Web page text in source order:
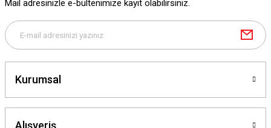
Mail adresinizle e-bültenimize kayıt olabilirsiniz.
Kurumsal